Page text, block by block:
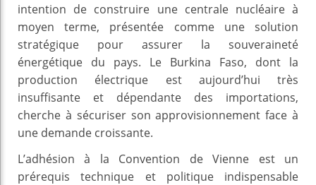
intention de construire une centrale nucléaire à
moyen terme, présentée comme une solution
stratégique pour assurer la souveraineté
énergétique du pays. Le Burkina Faso, dont la
production électrique est aujourd’hui très
insuffisante et dépendante des importations,
cherche à sécuriser son approvisionnement face à
une demande croissante.
L’adhésion à la Convention de Vienne est un
prérequis technique et politique indispensable